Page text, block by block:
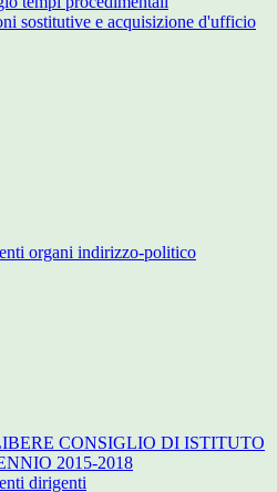
sostitutive e acquisizione d'ufficio
organi indirizzo-politico
CONSIGLIO DI ISTITUTO
2015-2018
dirigenti